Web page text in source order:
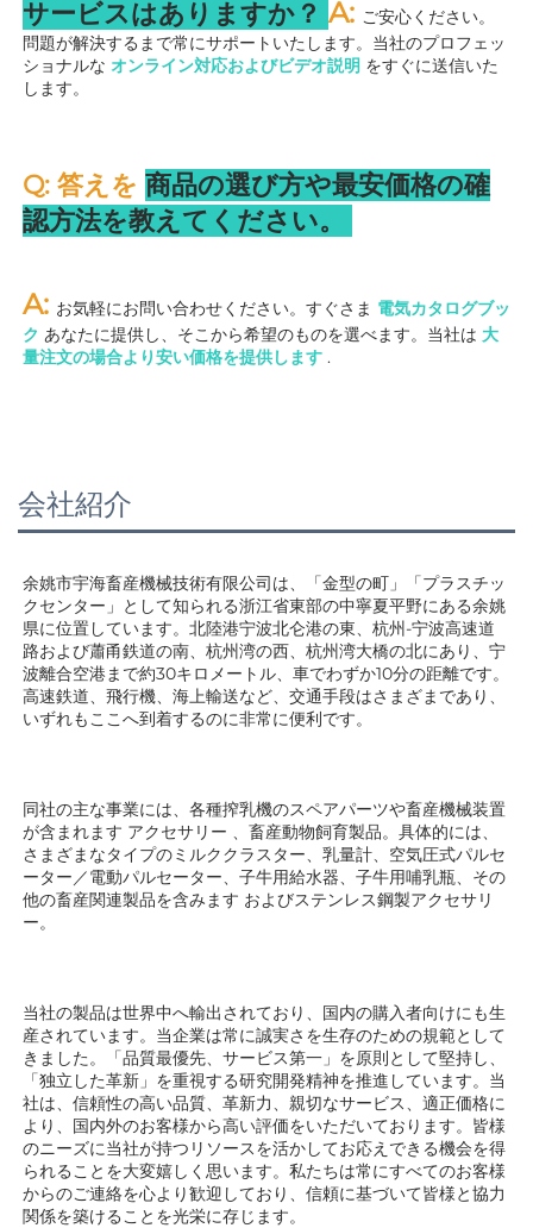
サービスはありますか？ A: ご安心ください。
問題が解決するまで常にサポートいたします。当社のプロフェッ
ショナルな オンライン対応およびビデオ説明 をすぐに送信いた
します。
Q: 答えを 商品の選び方や最安価格の確
認方法を教えてください。
A: お気軽にお問い合わせください。すぐさま 電気カタログブッ
ク あなたに提供し、そこから希望のものを選べます。当社は 大
量注文の場合より安い価格を提供します .
会社紹介
余姚市宇海畜産機械技術有限公司は、「金型の町」「プラスチッ
クセンター」として知られる浙江省東部の中寧夏平野にある余姚
県に位置しています。北陸港宁波北仑港の東、杭州-宁波高速道
路および蕭甬鉄道の南、杭州湾の西、杭州湾大橋の北にあり、宁
波離合空港まで約30キロメートル、車でわずか10分の距離です。
高速鉄道、飛行機、海上輸送など、交通手段はさまざまであり、
いずれもここへ到着するのに非常に便利です。
同社の主な事業には、各種搾乳機のスペアパーツや畜産機械装置
が含まれます アクセサリー 、畜産動物飼育製品。具体的には、
さまざまなタイプのミルククラスター、乳量計、空気圧式パルセ
ーター／電動パルセーター、子牛用給水器、子牛用哺乳瓶、その
他の畜産関連製品を含みます およびステンレス鋼製アクセサリ
ー。
当社の製品は世界中へ輸出されており、国内の購入者向けにも生
産されています。当企業は常に誠実さを生存のための規範として
きました。「品質最優先、サービス第一」を原則として堅持し、
「独立した革新」を重視する研究開発精神を推進しています。当
社は、信頼性の高い品質、革新力、親切なサービス、適正価格に
より、国内外のお客様から高い評価をいただいております。皆様
のニーズに当社が持つリソースを活かしてお応えできる機会を得
られることを大変嬉しく思います。私たちは常にすべてのお客様
からのご連絡を心より歓迎しており、信頼に基づいて皆様と協力
関係を築けることを光栄に存じます。